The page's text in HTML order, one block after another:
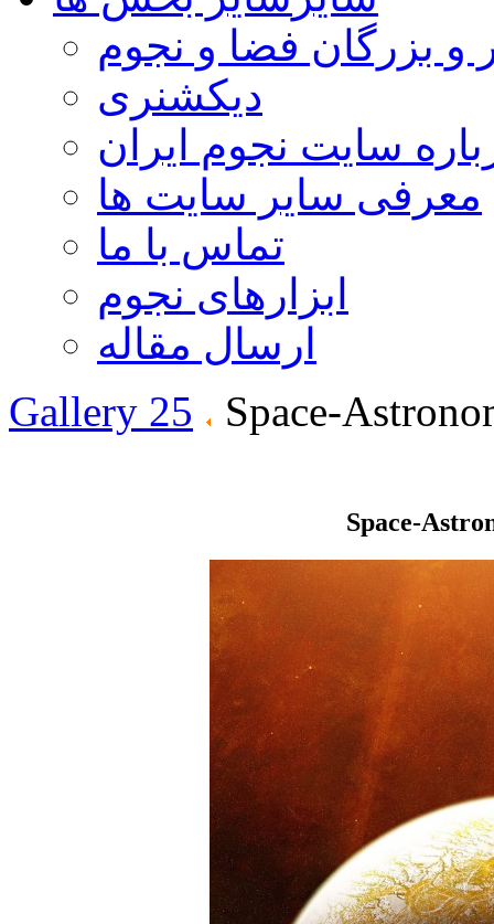
و بزرگان فضا و نجوم
دیکشنری
سایت نجوم ایران
معرفی سایر سایت ها
تماس با ما
ابزارهای نجوم
ارسال مقاله
Gallery 25
Space-
Space-